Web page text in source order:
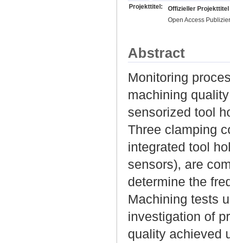
Projekttitel:
Offizieller Projekttitel
Open Access
Abstract
Monitoring
machining
sensorized tool
Three clamping
integrated tool
sensors), are
determine the
Machining tests
investigation of
quality achieved